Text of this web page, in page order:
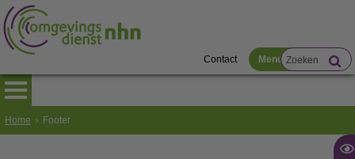
Contact Menu
Home Footer